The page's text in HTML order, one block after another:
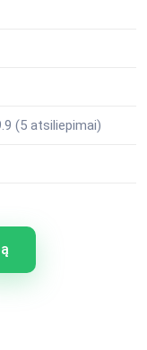
(5 atsiliepimai)